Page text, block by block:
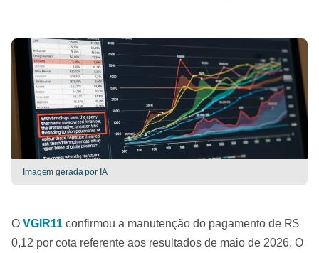
Imagem gerada por IA
O VGIR11 confirmou a manutenção do pagamento de R$
0,12 por cota referente aos resultados de maio de 2026. O